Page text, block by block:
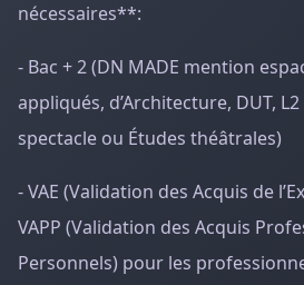
nécessaires**:
- Bac + 2 (DN MADE mention
appliqués, d’Architecture, DUT,
spectacle ou Études théâtrales)
- VAE (Validation des Acquis de
VAPP (Validation des Acquis
Personnels) pour les